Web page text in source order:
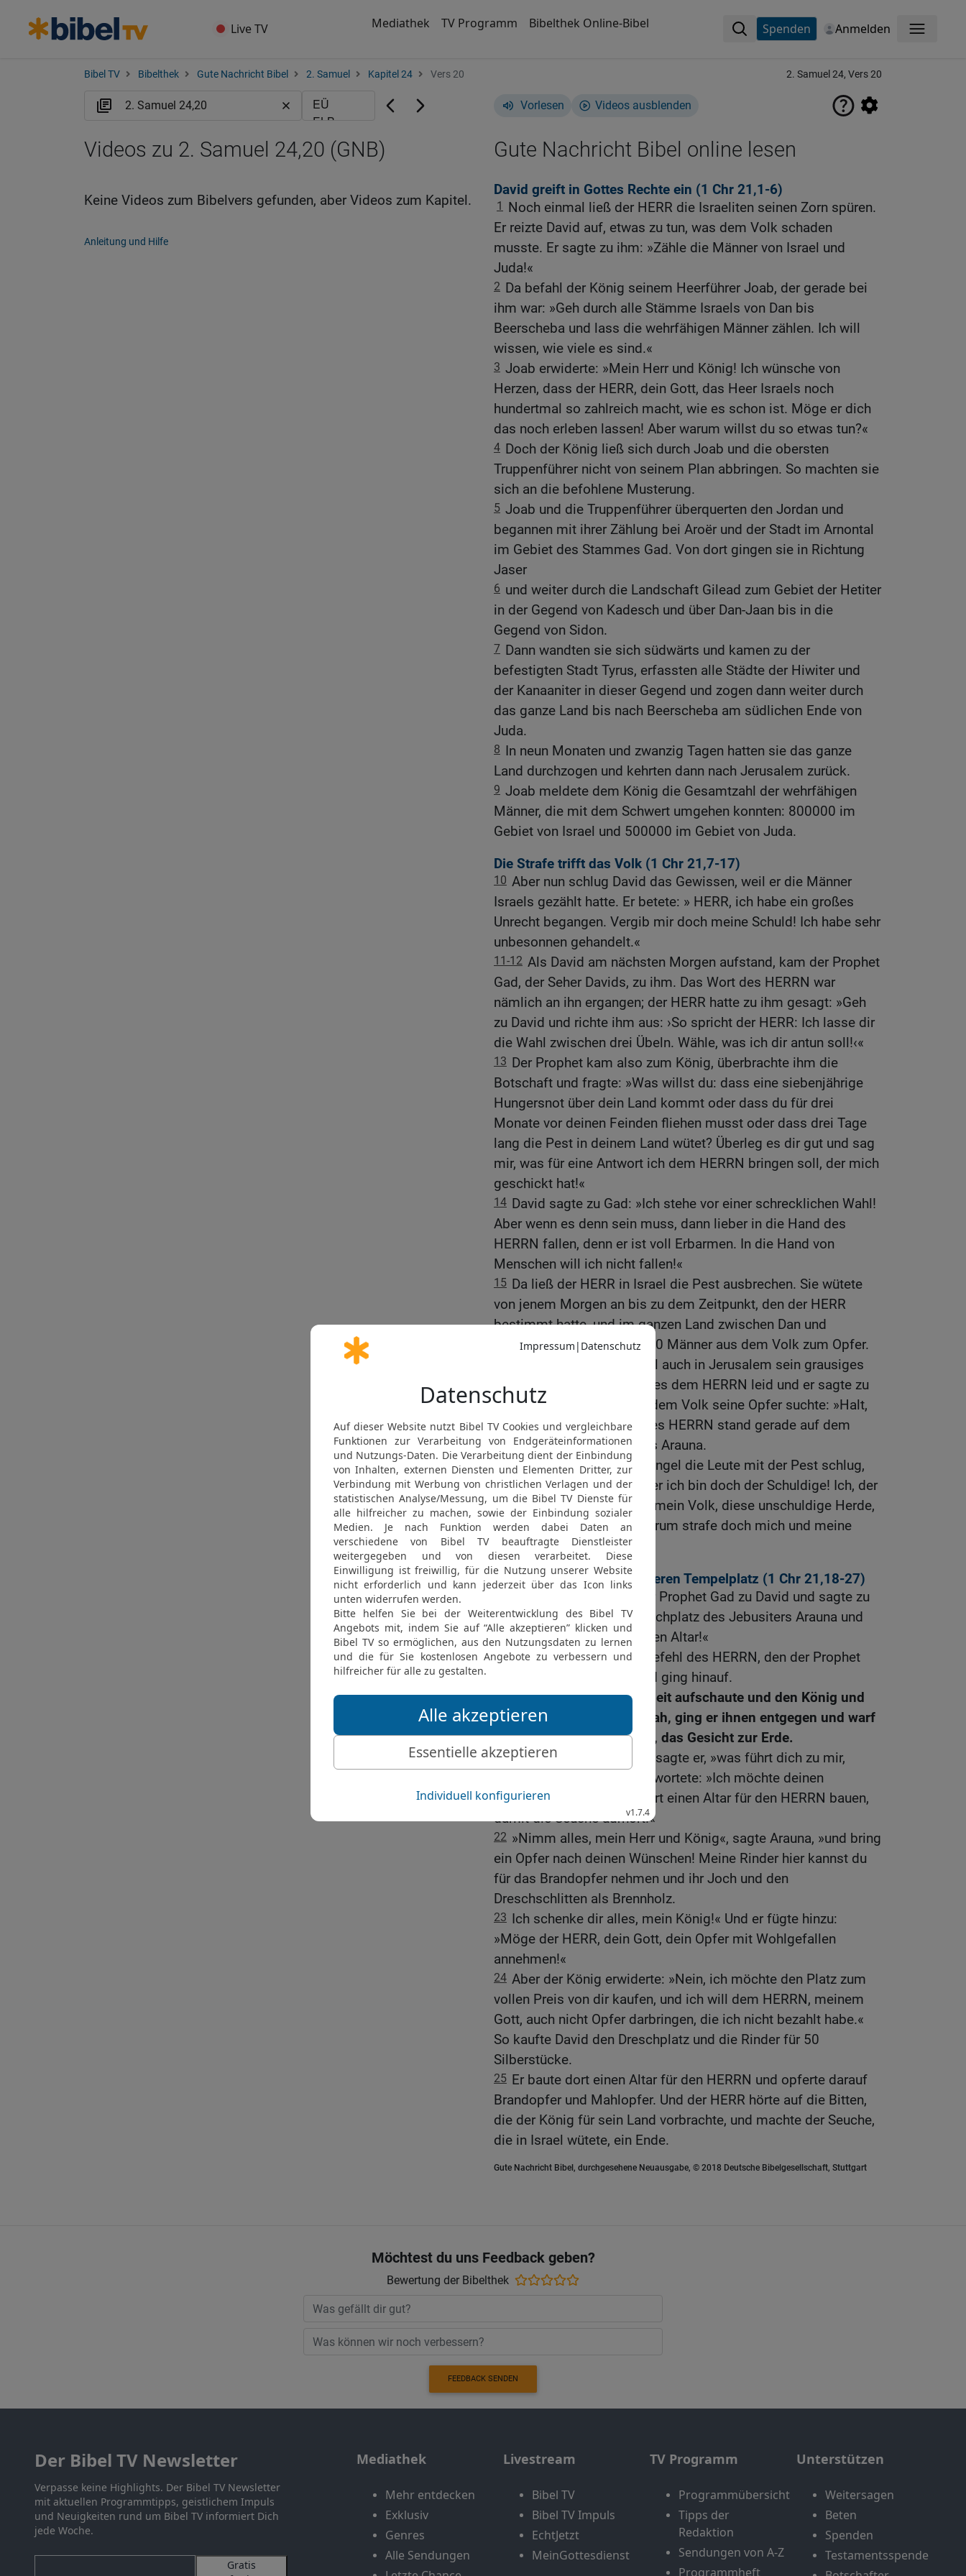
Live TV Mediathek TV Programm Bibelthek Online-Bibel Spenden Anmelden Menü
Bibel TV Bibelthek Gute Nachricht Bibel 2. Samuel Kapitel 24 Vers 20 2. Samuel 24, Vers 20
Vorlesen Videos ausblenden
Gute Nachricht Bibel online lesen
David greift in Gottes Rechte ein (1 Chr 21,1-6)
1
Noch einmal ließ der HERR die Israeliten seinen Zorn spüren.
Er reizte David auf, etwas zu tun, was dem Volk schaden
musste. Er sagte zu ihm: »Zähle die Männer von Israel und
Juda!«
2 Da befahl der König seinem Heerführer Joab, der gerade bei
ihm war: »Geh durch alle Stämme Israels von Dan bis
Beerscheba und lass die wehrfähigen Männer zählen. Ich will
wissen, wie viele es sind.«
3 Joab erwiderte: »Mein Herr und König! Ich wünsche von
Herzen, dass der HERR, dein Gott, das Heer Israels noch
hundertmal so zahlreich macht, wie es schon ist. Möge er dich
das noch erleben lassen! Aber warum willst du so etwas tun?«
4 Doch der König ließ sich durch Joab und die obersten
Truppenführer nicht von seinem Plan abbringen. So machten sie
sich an die befohlene Musterung.
5 Joab und die Truppenführer überquerten den Jordan und
begannen mit ihrer Zählung bei Aroër und der Stadt im Arnontal
im Gebiet des Stammes Gad. Von dort gingen sie in Richtung
Jaser
6 und weiter durch die Landschaft Gilead zum Gebiet der Hetiter
in der Gegend von Kadesch und über Dan-Jaan bis in die
Gegend von Sidon.
7 Dann wandten sie sich südwärts und kamen zu der
befestigten Stadt Tyrus, erfassten alle Städte der Hiwiter und
der Kanaaniter in dieser Gegend und zogen dann weiter durch
das ganze Land bis nach Beerscheba am südlichen Ende von
Juda.
8 In neun Monaten und zwanzig Tagen hatten sie das ganze
Land durchzogen und kehrten dann nach Jerusalem zurück.
9 Joab meldete dem König die Gesamtzahl der wehrfähigen
Männer, die mit dem Schwert umgehen konnten: 800000 im
Gebiet von Israel und 500000 im Gebiet von Juda.
Die Strafe trifft das Volk (1 Chr 21,7-17)
10 Aber nun schlug David das Gewissen, weil er die Männer
Israels gezählt hatte. Er betete: » HERR, ich habe ein großes
Unrecht begangen. Vergib mir doch meine Schuld! Ich habe sehr
unbesonnen gehandelt.«
11-12 Als David am nächsten Morgen aufstand, kam der Prophet
Gad, der Seher Davids, zu ihm. Das Wort des HERRN war
nämlich an ihn ergangen; der HERR hatte zu ihm gesagt: »Geh
zu David und richte ihm aus: ›So spricht der HERR: Ich lasse dir
die Wahl zwischen drei Übeln. Wähle, was ich dir antun soll!‹«
13 Der Prophet kam also zum König, überbrachte ihm die
Botschaft und fragte: »Was willst du: dass eine siebenjährige
Hungersnot über dein Land kommt oder dass du für drei
Monate vor deinen Feinden fliehen musst oder dass drei Tage
lang die Pest in deinem Land wütet? Überleg es dir gut und sag
mir, was für eine Antwort ich dem HERRN bringen soll, der mich
geschickt hat!«
14 David sagte zu Gad: »Ich stehe vor einer schrecklichen Wahl!
Aber wenn es denn sein muss, dann lieber in die Hand des
HERRN fallen, denn er ist voll Erbarmen. In die Hand von
Menschen will ich nicht fallen!«
15 Da ließ der HERR in Israel die Pest ausbrechen. Sie wütete
von jenem Morgen an bis zu dem Zeitpunkt, den der HERR
bestimmt hatte, und im ganzen Land zwischen Dan und
Beerscheba fielen ihr 70000 Männer aus dem Volk zum Opfer.
Als aber der Todesengel auch in Jerusalem sein grausiges
Werk verrichten wollte, tat es dem HERRN leid und er sagte zu
dem Engel, der sich unter dem Volk seine Opfer suchte: »Halt,
es ist genug!« Der Engel des HERRN stand gerade auf dem
Dreschplatz des Jebusiters Arauna.
Als David sah, wie der Engel die Leute mit der Pest schlug,
sagte er zum HERRN: »Aber ich bin doch der Schuldige! Ich, der
König, habe mich verfehlt, mein Volk, diese unschuldige Herde,
hat nichts Böses getan. Darum strafe doch mich und meine
Familie!«
David opfert auf dem späteren Tempelplatz (1 Chr 21,18-27)
Am selben Tag kam der Prophet Gad zu David und sagte zu
ihm: »Geh hinauf zum Dreschplatz des Jebusiters Arauna und
baue dem HERRN dort einen Altar!«
19 David gehorchte dem Befehl des HERRN, den der Prophet
ihm ausgerichtet hatte, und ging hinauf.
20 Als Arauna von der Arbeit aufschaute und den König und
seine Begleiter kommen sah, ging er ihnen entgegen und warf
sich vor dem König nieder, das Gesicht zur Erde.
21 »Mein Herr und König«, sagte er, »was führt dich zu mir,
deinem Diener?« David antwortete: »Ich möchte deinen
Dreschplatz kaufen und dort einen Altar für den HERRN bauen,
damit die Seuche aufhört.«
22 »Nimm alles, mein Herr und König«, sagte Arauna, »und bring
ein Opfer nach deinen Wünschen! Meine Rinder hier kannst du
für das Brandopfer nehmen und ihr Joch und den
Dreschschlitten als Brennholz.
23 Ich schenke dir alles, mein König!« Und er fügte hinzu:
»Möge der HERR, dein Gott, dein Opfer mit Wohlgefallen
annehmen!«
24 Aber der König erwiderte: »Nein, ich möchte den Platz zum
vollen Preis von dir kaufen, und ich will dem HERRN, meinem
Gott, auch nicht Opfer darbringen, die ich nicht bezahlt habe.«
So kaufte David den Dreschplatz und die Rinder für 50
Silberstücke.
25 Er baute dort einen Altar für den HERRN und opferte darauf
Brandopfer und Mahlopfer. Und der HERR hörte auf die Bitten,
die der König für sein Land vorbrachte, und machte der Seuche,
die in Israel wütete, ein Ende.
Gute Nachricht Bibel, durchgesehene Neuausgabe, © 2018 Deutsche Bibelgesellschaft, Stuttgart
Videos zu 2. Samuel 24,20 (GNB)
Keine Videos zum Bibelvers gefunden, aber Videos zum Kapitel.
Anleitung und Hilfe
Möchtest du uns Feedback geben?
Bewertung der Bibelthek
FEEDBACK SENDEN
Der Bibel TV Newsletter
Verpasse keine Highlights. Der Bibel TV Newsletter
mit aktuellen Programmtipps, geistlichem Impuls
und Neuigkeiten rund um Bibel TV informiert Dich
jede Woche.
Gratis
Mediathek
Mehr entdecken
Exklusiv
Genres
Alle Sendungen
Livestream
Bibel TV
Bibel TV Impuls
EchtJetzt
MeinGottesdienst
TV Programm
Programmübersicht
Tipps der
Redaktion
Sendungen von A-Z
Programmheft
Unterstützen
Weitersagen
Beten
Spenden
Testamentsspende